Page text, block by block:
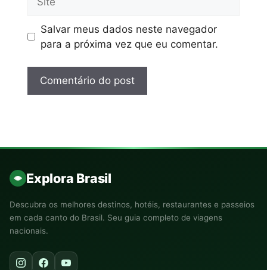
Salvar meus dados neste navegador
para a próxima vez que eu comentar.
Explora Brasil
Descubra os melhores destinos, hotéis, restaurantes e passeios
em cada canto do Brasil. Seu guia completo de viagens
nacionais.